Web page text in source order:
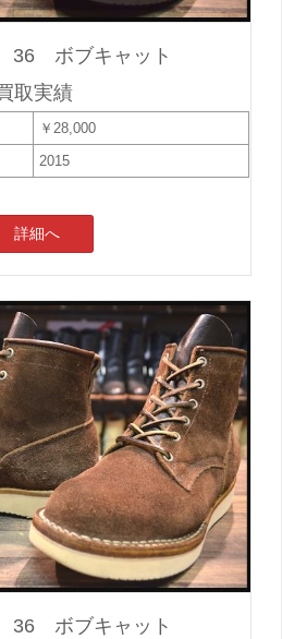
36 ボブキャット
取実績
￥28,000
2015
詳細へ
36 ボブキャット